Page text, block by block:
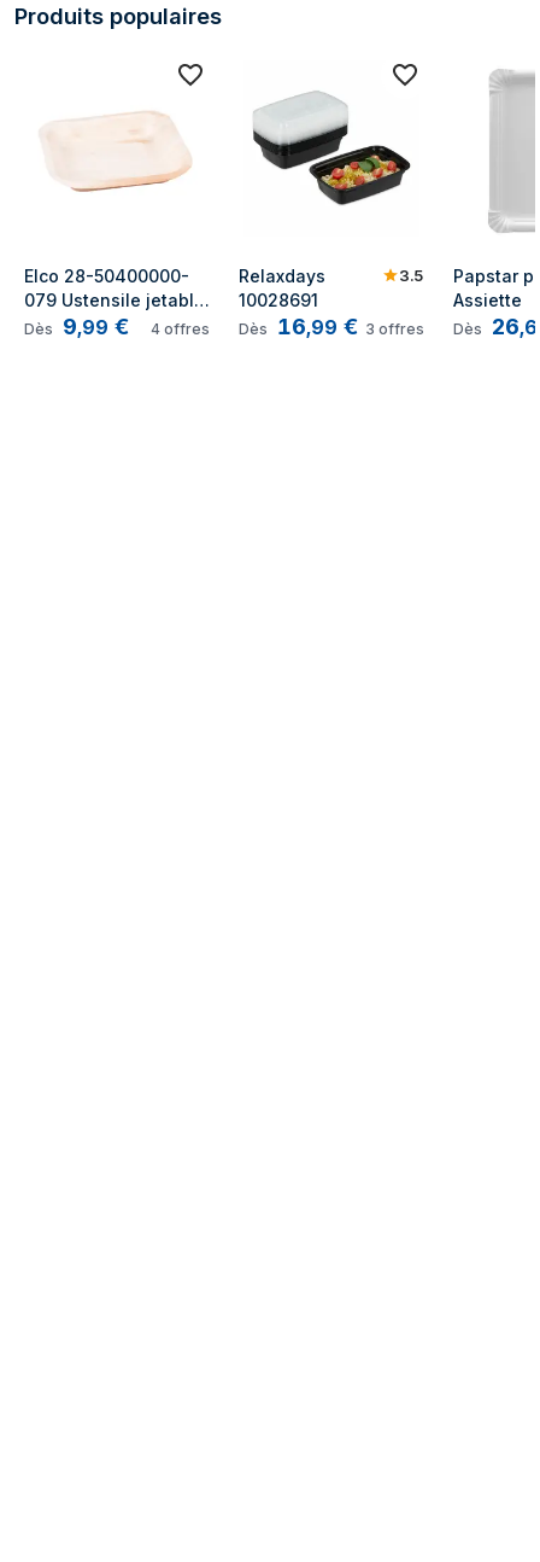
Produits populaires
Elco 28-50400000-
079 Ustensile jetable
Assiette
Dès 9,99 € 4 offres
Relaxdays
10028691
3.5
Dès 16,99 € 3 offres
Papstar
Assiette
Dès 26,